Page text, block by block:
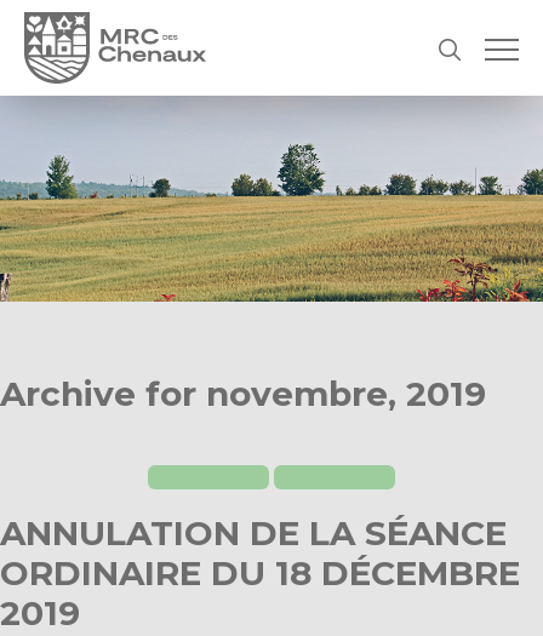
Archive for novembre, 2019
ANNULATION DE LA SÉANCE
ORDINAIRE DU 18 DÉCEMBRE
2019